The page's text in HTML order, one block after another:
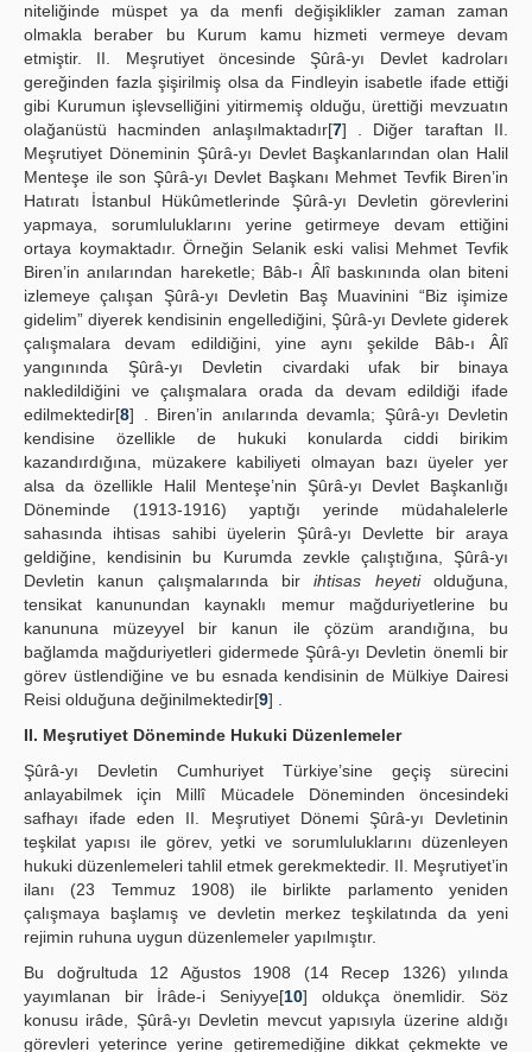
niteliğinde müspet ya da menfi değişiklikler zaman zaman
olmakla beraber bu Kurum kamu hizmeti vermeye devam
etmiştir. II. Meşrutiyet öncesinde Şûrâ-yı Devlet kadroları
gereğinden fazla şişirilmiş olsa da Findleyin isabetle ifade ettiği
gibi Kurumun işlevselliğini yitirmemiş olduğu, ürettiği mevzuatın
olağanüstü hacminden anlaşılmaktadır[7] . Diğer taraftan II.
Meşrutiyet Döneminin Şûrâ-yı Devlet Başkanlarından olan Halil
Menteşe ile son Şûrâ-yı Devlet Başkanı Mehmet Tevfik Biren’in
Hatıratı İstanbul Hükûmetlerinde Şûrâ-yı Devletin görevlerini
yapmaya, sorumluluklarını yerine getirmeye devam ettiğini
ortaya koymaktadır. Örneğin Selanik eski valisi Mehmet Tevfik
Biren’in anılarından hareketle; Bâb-ı Âlî baskınında olan biteni
izlemeye çalışan Şûrâ-yı Devletin Baş Muavinini “Biz işimize
gidelim” diyerek kendisinin engellediğini, Şûrâ-yı Devlete giderek
çalışmalara devam edildiğini, yine aynı şekilde Bâb-ı Âlî
yangınında Şûrâ-yı Devletin civardaki ufak bir binaya
nakledildiğini ve çalışmalara orada da devam edildiği ifade
edilmektedir[8] . Biren’in anılarında devamla; Şûrâ-yı Devletin
kendisine özellikle de hukuki konularda ciddi birikim
kazandırdığına, müzakere kabiliyeti olmayan bazı üyeler yer
alsa da özellikle Halil Menteşe’nin Şûrâ-yı Devlet Başkanlığı
Döneminde (1913-1916) yaptığı yerinde müdahalelerle
sahasında ihtisas sahibi üyelerin Şûrâ-yı Devlette bir araya
geldiğine, kendisinin bu Kurumda zevkle çalıştığına, Şûrâ-yı
Devletin kanun çalışmalarında birihtisas heyetiolduğuna,
tensikat kanunundan kaynaklı memur mağduriyetlerine bu
kanununa müzeyyel bir kanun ile çözüm arandığına, bu
bağlamda mağduriyetleri gidermede Şûrâ-yı Devletin önemli bir
görev üstlendiğine ve bu esnada kendisinin de Mülkiye Dairesi
Reisi olduğuna değinilmektedir[9] .
II. Meşrutiyet Döneminde Hukuki Düzenlemeler
Şûrâ-yı Devletin Cumhuriyet Türkiye’sine geçiş sürecini
anlayabilmek için Millî Mücadele Döneminden öncesindeki
safhayı ifade eden II. Meşrutiyet Dönemi Şûrâ-yı Devletinin
teşkilat yapısı ile görev, yetki ve sorumluluklarını düzenleyen
hukuki düzenlemeleri tahlil etmek gerekmektedir. II. Meşrutiyet’in
ilanı (23 Temmuz 1908) ile birlikte parlamento yeniden
çalışmaya başlamış ve devletin merkez teşkilatında da yeni
rejimin ruhuna uygun düzenlemeler yapılmıştır.
Bu doğrultuda 12 Ağustos 1908 (14 Recep 1326) yılında
yayımlanan bir İrâde-i Seniyye[10] oldukça önemlidir. Söz
konusu irâde, Şûrâ-yı Devletin mevcut yapısıyla üzerine aldığı
görevleri yeterince yerine getiremediğine dikkat çekmekte ve